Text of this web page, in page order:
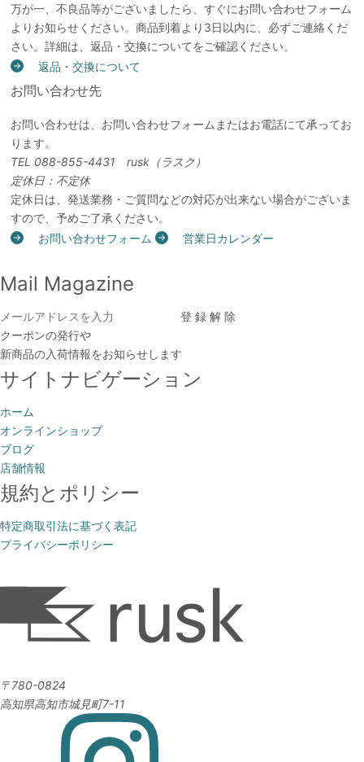
万が一、不良品等がございましたら、すぐにお問い合わせフォーム
よりお知らせください。商品到着より3日以内に、必ずご連絡くだ
さい。詳細は、返品・交換についてをご確認ください。
返品・交換について
お問い合わせ先
お問い合わせは、お問い合わせフォームまたはお電話にて承ってお
ります。
TEL 088-855-4431 rusk（ラスク）
定休日：不定休
定休日は、発送業務・ご質問などの対応が出来ない場合がございま
すので、予めご了承ください。
お問い合わせフォーム
営業日カレンダー
Mail Magazine
クーポンの発行や
新商品の入荷情報をお知らせします
サイトナビゲーション
ホーム
オンラインショップ
ブログ
店舗情報
規約とポリシー
特定商取引法に基づく表記
プライバシーポリシー
〒780-0824
高知県高知市城見町7-11